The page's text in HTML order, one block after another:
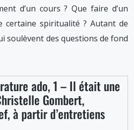
d’un cours ? Que faire d’un
certaine spiritualité ? Autant de
soulèvent des questions de fond
ado, 1 – Il était une
Gombert,
à partir d’entretiens